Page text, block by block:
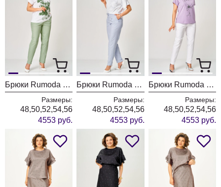
Брюки Rumoda 2296 фисташковый
Размеры:
48,50,52,54,56
4553 руб.
Брюки Rumoda 2296 голубой
Размеры:
48,50,52,54,56
4553 руб.
Брюки Rumoda 2296 белый
Размеры:
48,50,52,54,56
4553 руб.